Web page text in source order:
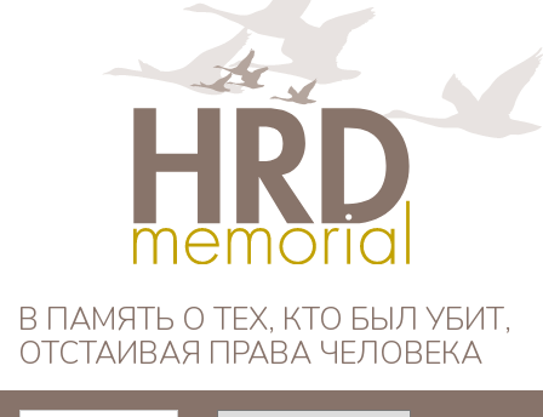
HRD Memorial —
Русский
В ПАМЯТЬ О ТЕХ, КТО БЫЛ УБИТ,
ОТСТАИВАЯ ПРАВА ЧЕЛОВЕКА